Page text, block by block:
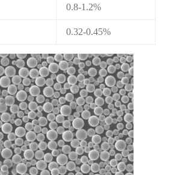
0.8-1.2%
0.32-0.45%